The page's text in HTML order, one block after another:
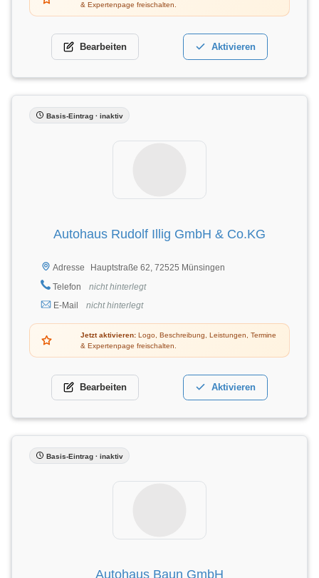
& Expertenpage freischalten.
Bearbeiten Aktivieren
Basis-Eintrag · inaktiv
Autohaus Rudolf Illig GmbH & Co.KG
Adresse
Hauptstraße 62, 72525 Münsingen
Telefon
nicht hinterlegt
E-Mail
nicht hinterlegt
Jetzt aktivieren: Logo, Beschreibung, Leistungen, Termine
& Expertenpage freischalten.
Bearbeiten Aktivieren
Basis-Eintrag · inaktiv
Autohaus Baun GmbH